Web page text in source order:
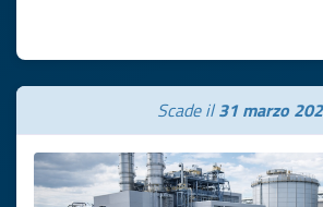
Scade il31 marzo